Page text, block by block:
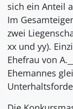
sich ein Anteil
Im
zwei
xx und yy).
Ehefrau von
Ehemannes